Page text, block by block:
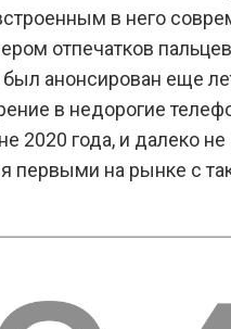
в него
отпечатков
анонсирован еще
в недорогие
2020 года, и далеко не
первыми на рынке с